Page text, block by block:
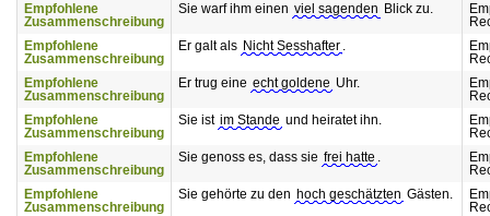
Empfohlene
Zusammenschreibung
Sie warf ihm einen viel sagenden Blick zu.
Empfohlene
Zusammenschreibung
Er galt als Nicht Sesshafter .
Empfohlene
Zusammenschreibung
Er trug eine echt goldene Uhr.
Empfohlene
Zusammenschreibung
Sie ist im Stande und heiratet ihn.
Empfohlene
Zusammenschreibung
Sie genoss es, dass sie frei hatte .
Empfohlene
Zusammenschreibung
Sie gehörte zu den hoch geschätzten Gästen.